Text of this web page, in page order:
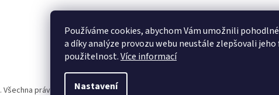
Používáme cookies, abychom Vám umožnili
a díky analýze provozu webu neustále zlepšovali jeho
použitelnost.Více informací
Nastavení
. Všechna práva vyhrazena.